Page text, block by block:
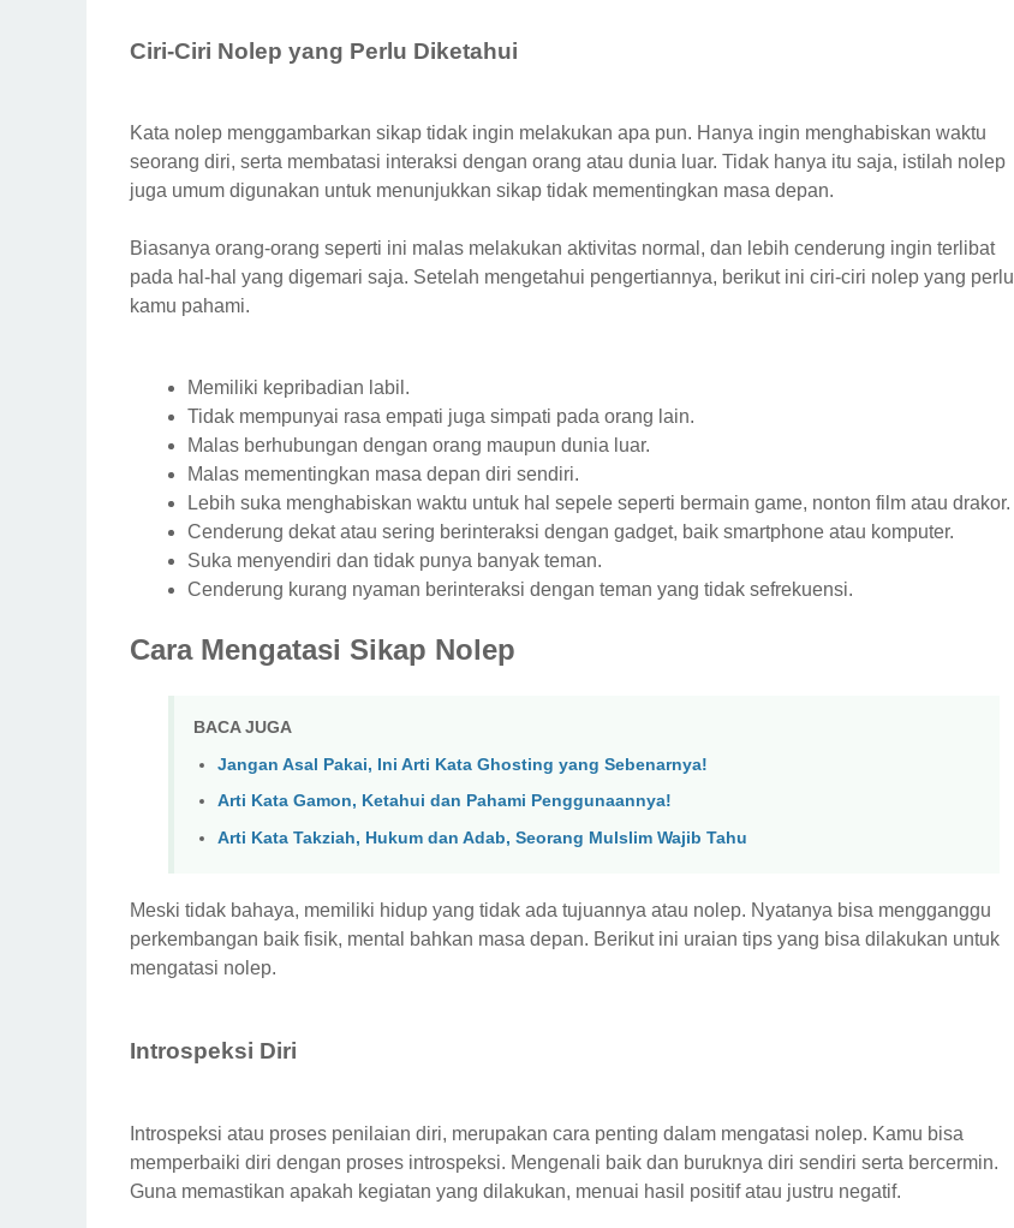
Ciri-Ciri Nolep yang Perlu Diketahui
Kata nolep menggambarkan sikap tidak ingin melakukan apa pun. Hanya ingin menghabiskan waktu
seorang diri, serta membatasi interaksi dengan orang atau dunia luar. Tidak hanya itu saja, istilah nolep
juga umum digunakan untuk menunjukkan sikap tidak mementingkan masa depan.
Biasanya orang-orang seperti ini malas melakukan aktivitas normal, dan lebih cenderung ingin terlibat
pada hal-hal yang digemari saja. Setelah mengetahui pengertiannya, berikut ini ciri-ciri nolep yang perlu
kamu pahami.
Memiliki kepribadian labil.
Tidak mempunyai rasa empati juga simpati pada orang lain.
Malas berhubungan dengan orang maupun dunia luar.
Malas mementingkan masa depan diri sendiri.
Lebih suka menghabiskan waktu untuk hal sepele seperti bermain game, nonton film atau drakor.
Cenderung dekat atau sering berinteraksi dengan gadget, baik smartphone atau komputer.
Suka menyendiri dan tidak punya banyak teman.
Cenderung kurang nyaman berinteraksi dengan teman yang tidak sefrekuensi.
Cara Mengatasi Sikap Nolep
BACA JUGA
Jangan Asal Pakai, Ini Arti Kata Ghosting yang Sebenarnya!
Arti Kata Gamon, Ketahui dan Pahami Penggunaannya!
Arti Kata Takziah, Hukum dan Adab, Seorang Mulslim Wajib Tahu
Meski tidak bahaya, memiliki hidup yang tidak ada tujuannya atau nolep. Nyatanya bisa mengganggu
perkembangan baik fisik, mental bahkan masa depan. Berikut ini uraian tips yang bisa dilakukan untuk
mengatasi nolep.
Introspeksi Diri
Introspeksi atau proses penilaian diri, merupakan cara penting dalam mengatasi nolep. Kamu bisa
memperbaiki diri dengan proses introspeksi. Mengenali baik dan buruknya diri sendiri serta bercermin.
Guna memastikan apakah kegiatan yang dilakukan, menuai hasil positif atau justru negatif.